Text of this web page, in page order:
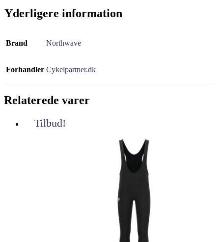
Yderligere information
Brand Northwave
Forhandler Cykelpartner.dk
Relaterede varer
Tilbud!